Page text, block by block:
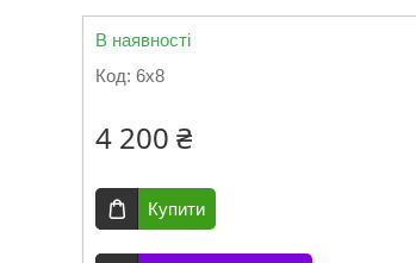
В наявності
Код: 6х8
4 200 ₴
Купити